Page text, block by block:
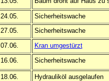
24.05.
Sicherheitswache
27.05.
Sicherheitswache
07.06.
Kran umgestürzt
16.06. Sicherheitswache
18.06.
Hydrauliköl ausgelaufen